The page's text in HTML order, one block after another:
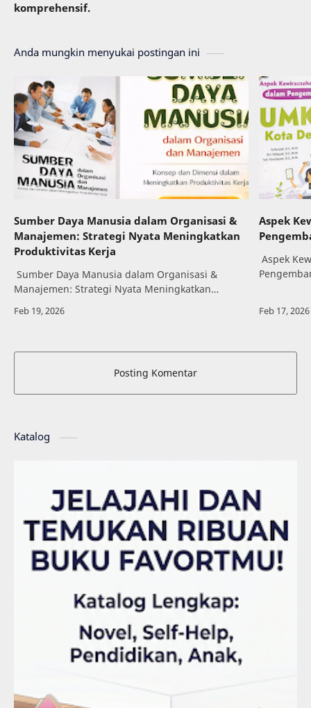
komprehensif.
Anda mungkin menyukai postingan ini
Sumber Daya Manusia dalam Organisasi &
Manajemen: Strategi Nyata Meningkatkan
Produktivitas Kerja
Sumber Daya Manusia dalam Organisasi &
Manajemen: Strategi Nyata Meningkatkan
manajemen modern, keberhasilan perusahaan
Aspek
Aspek
Posting Komentar
Katalog